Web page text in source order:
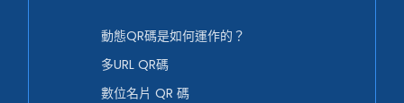
動態QR碼是如何運作的？
多URL QR碼
數位名片 QR 碼